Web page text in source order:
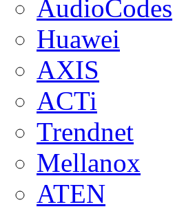
AudioCodes
Huawei
AXIS
ACTi
Trendnet
Mellanox
ATEN